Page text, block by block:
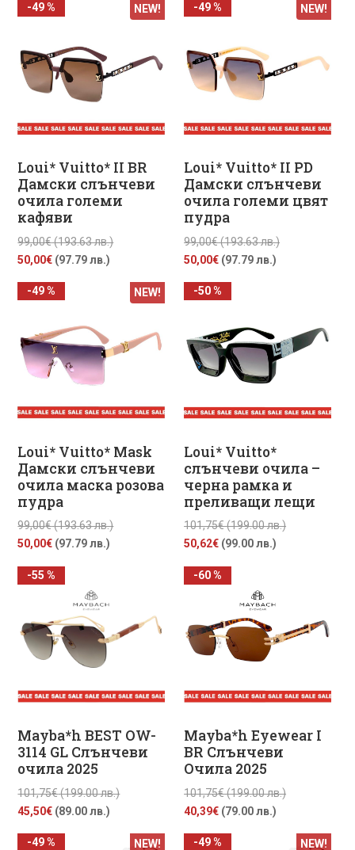
99,00€
лв.).
Loui* Vuitto* II BR
Дамски слънчеви
очила големи
кафяви
NEW!
99,00€(193.63 лв.)Original
99,00€
50,00€ (97.79 лв.)
лв.).
-49 %
Loui* Vuitto* II PD
Дамски слънчеви
очила големи цвят
пудра
NEW!
99,00€(193.63 лв.)Original
лв.).
50,00€ (97.79 лв.)
(97.79
лв.).
-49 %
Loui* Vuitto* Mask
Дамски слънчеви
очила маска розова
пудра
NEW!
99,00€(193.63 лв.)Original
50,00€ (97.79 лв.)
лв.).
-49 %
Loui* Vuitto*
слънчеви очила –
черна рамка и
преливащи лещи
101,75€(199.00 лв.)Original
50,62€ (99.00 лв.)
лв.).
-50 %
Mayba*h BEST OW-
3114 GL Слънчеви
очила 2025
101,75€(199.00 лв.)Original
101,75€
45,50€ (89.00 лв.)
-55 %
Mayba*h Eyewear I
BR Слънчеви
Очила 2025
101,75€(199.00 лв.)Original
101,75€
40,39€ (79.00 лв.)
-60 %
NEW!
-49 % NEW!
-49 %